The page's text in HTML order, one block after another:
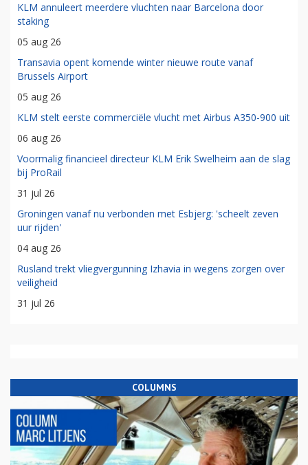
KLM annuleert meerdere vluchten naar Barcelona door
staking
05 aug 26
Transavia opent komende winter nieuwe route vanaf
Brussels Airport
05 aug 26
KLM stelt eerste commerciële vlucht met Airbus A350-900 uit
06 aug 26
Voormalig financieel directeur KLM Erik Swelheim aan de slag
bij ProRail
31 jul 26
Groningen vanaf nu verbonden met Esbjerg: 'scheelt zeven
uur rijden'
04 aug 26
Rusland trekt vliegvergunning Izhavia in wegens zorgen over
veiligheid
31 jul 26
COLUMNS